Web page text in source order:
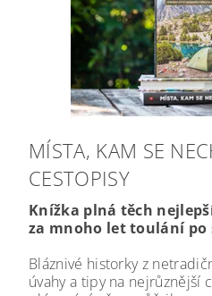
MÍSTA, KAM SE
CESTOPISY
Knížka plná těch
za mnoho let toulání po
Bláznivé historky z
úvahy a tipy na nejrůznější